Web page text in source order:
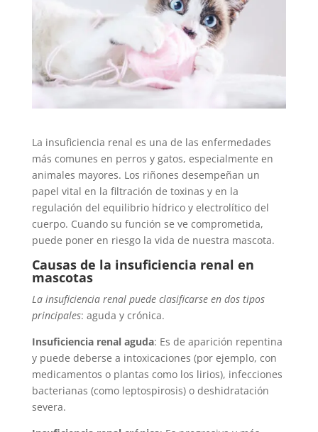
La insuficiencia renal es una de las enfermedades
más comunes en perros y gatos, especialmente en
animales mayores. Los riñones desempeñan un
papel vital en la filtración de toxinas y en la
regulación del equilibrio hídrico y electrolítico del
cuerpo. Cuando su función se ve comprometida,
puede poner en riesgo la vida de nuestra mascota.
Causas de la insuficiencia renal en
mascotas
La insuficiencia renal puede clasificarse en dos tipos
principales: aguda y crónica.
Insuficiencia renal aguda: Es de aparición repentina
y puede deberse a intoxicaciones (por ejemplo, con
medicamentos o plantas como los lirios), infecciones
bacterianas (como leptospirosis) o deshidratación
severa.